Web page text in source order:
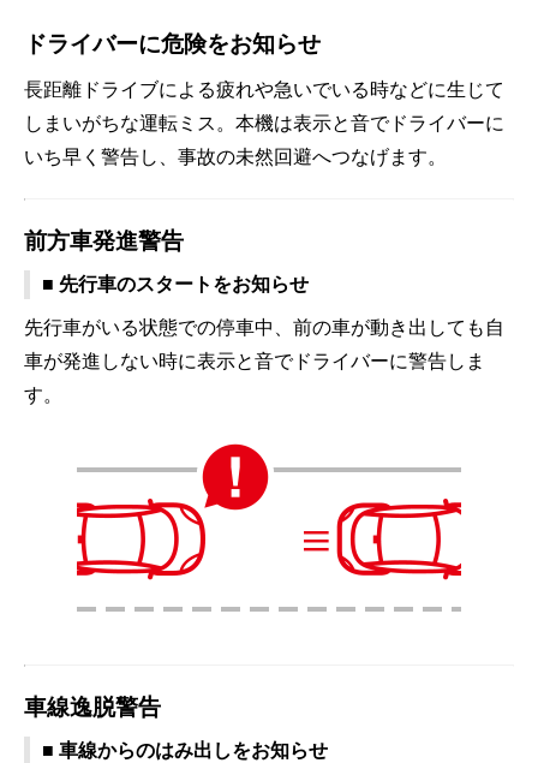
ドライバーに危険をお知らせ
長距離ドライブによる疲れや急いでいる時などに生じて
しまいがちな運転ミス。本機は表示と音でドライバーに
いち早く警告し、事故の未然回避へつなげます。
前方車発進警告
■ 先行車のスタートをお知らせ
先行車がいる状態での停車中、前の車が動き出しても自
車が発進しない時に表示と音でドライバーに警告しま
す。
車線逸脱警告
■ 車線からのはみ出しをお知らせ